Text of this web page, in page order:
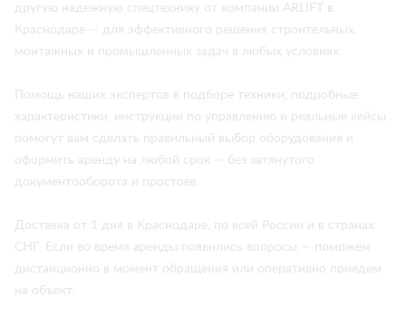
другую надежную спецтехнику от компании ARLIFT в
Краснодаре — для эффективного решения строительных,
монтажных и промышленных задач в любых условиях.
Помощь наших экспертов в подборе техники, подробные
характеристики, инструкции по управлению и реальные кейсы
помогут вам сделать правильный выбор оборудования и
оформить аренду на любой срок — без затянутого
документооборота и простоев.
Доставка от 1 дня в Краснодаре, по всей России и в странах
СНГ. Если во время аренды появились вопросы — поможем
дистанционно в момент обращения или оперативно приедем
на объект.